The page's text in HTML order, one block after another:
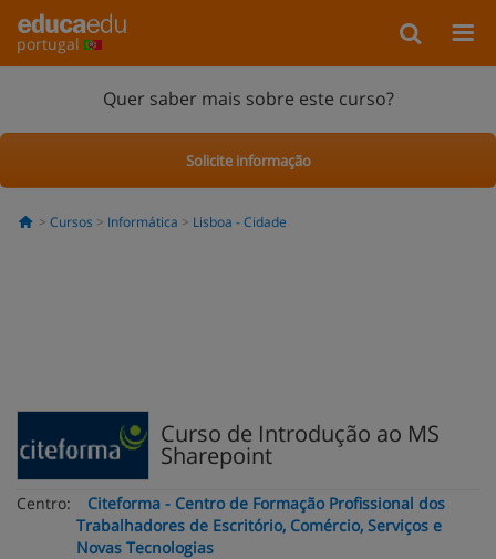
portugal
Quer saber mais sobre este curso?
Solicite informação
Cursos Informática Lisboa - Cidade
Curso de Introdução ao MS
Sharepoint
Centro:
Citeforma - Centro de Formação Profissional dos
Trabalhadores de Escritório, Comércio, Serviços e
Novas Tecnologias